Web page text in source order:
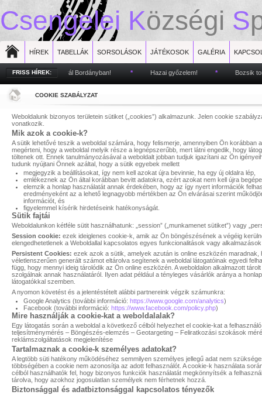
Csengelei Községi S
HÍREK TABELLÁK SORSOLÁSOK JÁTÉKOSOK GALÉRIA
FRISS HÍREK:
Bozsik fesztivál Bordányban! * Hazai győzelem! * Bozsik torna
COOKIE SZABÁLYZAT
Weboldalunk bizonyos területein sütiket („cookies”) alkalmazunk. Jelen cookie
vonatkozik.
Mik azok a cookie-k?
A sütik lehetővé teszik a weboldal számára, hogy felismerje, amennyiben Ön korábban
megérteni, hogy a weboldal melyik része a legnépszerűbb, mert látni engedik, hogy
töltenek ott. Ennek tanulmányozásával a weboldalt jobban tudjuk igazítani az Ön
tudunk nyújtani Önnek azáltal, hogy a sütik egyebek mellett
megjegyzik a beállításokat, így nem kell azokat újra bevinnie, ha egy új oldalra lép,
emlékeznek az Ön által korábban bevitt adatokra, ezért azokat nem kell újra
elemzik a honlap használatát annak érdekében, hogy az így nyert információk
eredményeként az a lehető legnagyobb mértékben az Ön elvárásai szerint
információt, és
figyelemmel kísérik hirdetéseink hatékonyságát.
Sütik fajtái
Weboldalunkon kétféle sütit használhatunk: „session” („munkamenet sütiket”) vagy
Session cookie: ezek ideiglenes cookie-k, amik az Ön böngészésének a végéig
elengedhetetlenek a Weboldallal kapcsolatos egyes funkcionalitások vagy
Persistent Cookies: ezek azok a sütik, amelyek azután is online eszközén
véletlenszerűen generált számot eltárolva segítenek a weboldal látogatóinak egyedi
függ, hogy mennyi ideig tárolódik az Ön online eszközén. A weboldalon alkalmazott
szolgálnak annak használatáról. Ilyen adat például a tényleges vásárlók aránya a
látogatókkal szemben.
A nyomon követést és a jelentéstételt alábbi partnereink végzik számunkra:
Google Analytics (további információ: https://www.google.com/analytics)
Facebook (további információ: https://www.facebook.com/policy.php)
Mire használják a cookie-kat a weboldalalak?
Egy látogatás során a weboldal a következő célból helyezhet el cookie-kat a
teljesítménymérés – Böngészés-elemzés – Geotargeting – Feliratkozási szokások
reklámszolgáltatások megjelenítése
Tartalmaznak a cookie-k személyes adatokat?
A legtöbb süti hatékony működéséhez semmilyen személyes jellegű adat nem
többségében a cookie nem azonosítja az adott felhasználót. A cookie-k használata
célból használhatók fel, hogy bizonyos funkciók használatát megkönnyítsék a
tárolva, hogy azokhoz jogosulatlan személyek nem férhetnek hozzá.
Biztonsággal és adatbiztonsággal kapcsolatos tényezők